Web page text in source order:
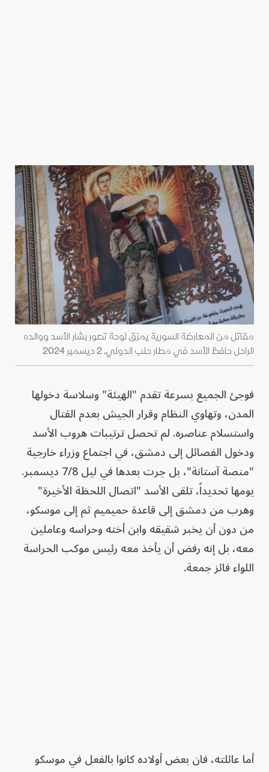
مقاتل من المعارضة السورية يمزق لوحة تصور بشار الأسد ووالده
الراحل حافظ الأسد في مطار حلب الدولي. 2 ديسمبر 2024
فوجئ الجميع بسرعة تقدم "الهيئة" وسلاسة دخولها
المدن، وتهاوي النظام وقرار الجيش بعدم القتال
واستسلام عناصره. لم تحصل ترتيبات هروب الأسد
ودخول الفصائل إلى دمشق، في اجتماع وزراء خارجية
"منصة آستانة"، بل جرت بعدها في ليل 7/8 ديسمبر.
يومها تحديداً، تلقى الأسد "اتصال اللحظة الأخيرة"
وهرب من دمشق إلى قاعدة حميميم ثم إلى موسكو،
من دون أن يخبر شقيقه وابن أخته وحراسه وعاملين
معه، بل إنه رفض أن يأخذ معه رئيس موكب الحراسة
اللواء فائز جمعة.
أما عائلته، فان بعض أولاده كانوا بالفعل في موسكو